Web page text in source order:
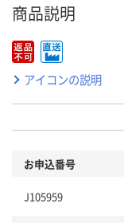
商品説明
アイコンの説明
お申込番号
J105959